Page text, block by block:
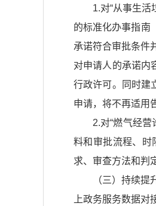
1.对“从事生
的标准化办事指南
承诺符合审批条件
对申请人的承诺内
行政许可。同时建
申请，将不再适用
2.对“燃气经
料和审批流程、时
求、审查方法和判
（三）持续
上政务服务数据对